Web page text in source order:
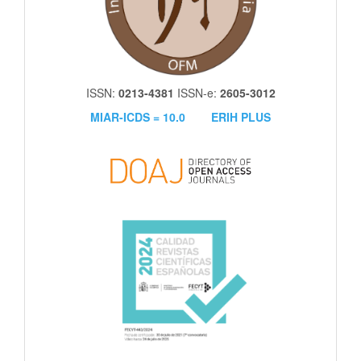
ISSN: 0213-4381 ISSN-e: 2605-3012
MIAR-ICDS = 10.0
ERIH PLUS